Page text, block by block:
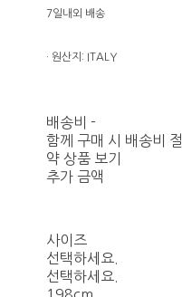
7일내외 배송
· 원산지: ITALY
배송비 -
함께 구매 시 배송비 절
약 상품 보기
추가 금액
사이즈
선택하세요.
선택하세요.